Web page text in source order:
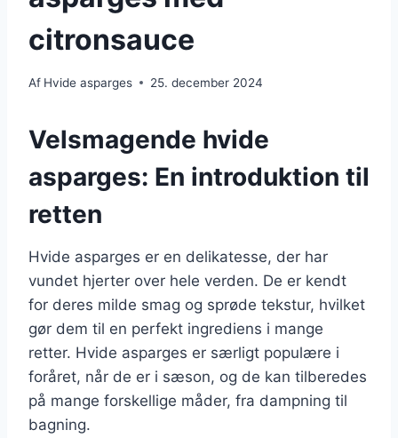
citronsauce
Af Hvide asparges 25. december 2024
Velsmagende hvide
asparges: En introduktion til
retten
Hvide asparges er en delikatesse, der har
vundet hjerter over hele verden. De er kendt
for deres milde smag og sprøde tekstur, hvilket
gør dem til en perfekt ingrediens i mange
retter. Hvide asparges er særligt populære i
foråret, når de er i sæson, og de kan tilberedes
på mange forskellige måder, fra dampning til
bagning.